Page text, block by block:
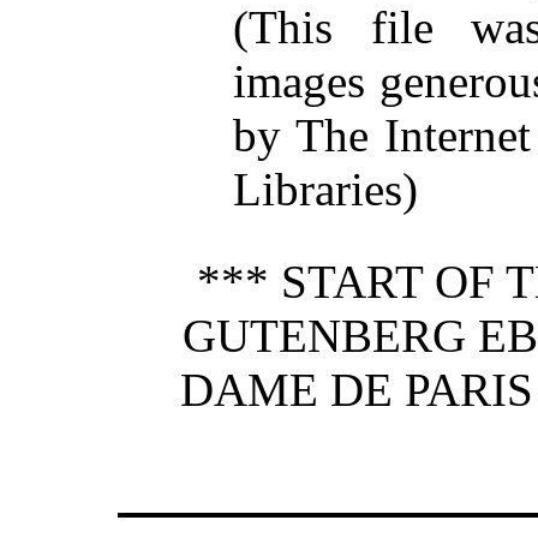
(This file
images
by The
Libraries)
*** START OF
GUTENBERG
DAME DE